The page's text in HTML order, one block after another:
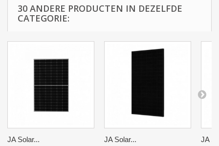
30 ANDERE PRODUCTEN IN DEZELFDE
CATEGORIE:
JA Solar... JA Solar... JA